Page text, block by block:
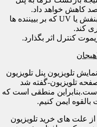
یک محافظ خوب باید از اشعه فرابنفش یا UV که بر بییننده ها
کند.
کنترل اثر بگذارد.
تلویزیون پنل تلویزیون
تلویزیون-گفته شد
منطقی است که
بالقوه ایمن کنیم.
علت های خرید تلویزیون